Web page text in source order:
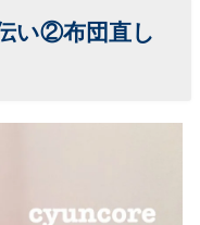
い②布団直し